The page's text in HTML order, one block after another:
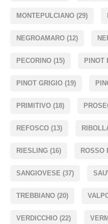
MONTEPULCIANO (29)
NEGROAMARO (12)
PECORINO (15) PINOT
PINOT GRIGIO (19)
PRIMITIVO (18)
REFOSCO (13)
RIESLING (16) ROSSO
SANGIOVESE (37)
TREBBIANO (20)
VERDICCHIO (22)